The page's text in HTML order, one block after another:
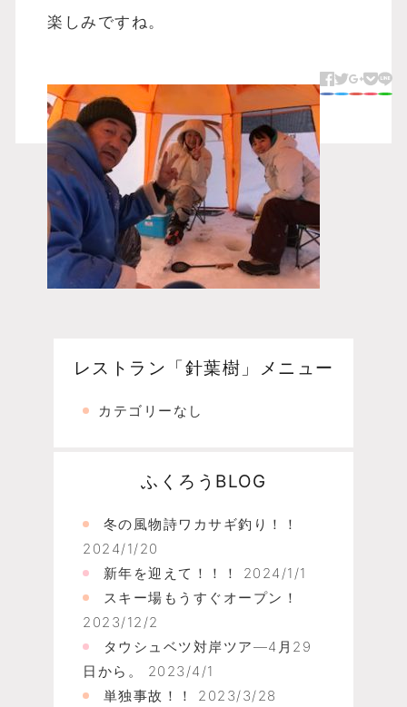
楽しみですね。
レストラン「針葉樹」メニュー
カテゴリーなし
ふくろうBLOG
冬の風物詩ワカサギ釣り！！
2024/1/20
新年を迎えて！！！
2024/1/1
スキー場もうすぐオープン！
2023/12/2
タウシュベツ対岸ツア―4月29
日から。
2023/4/1
単独事故！！
2023/3/28